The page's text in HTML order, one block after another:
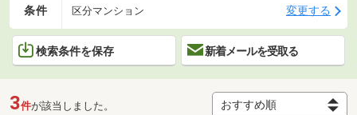
条件 区分マンション 変更する
検索条件を保存 新着メールを受取る
3件が該当しました。